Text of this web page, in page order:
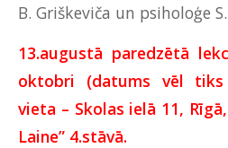
B. Griškeviča un psiholoģe
13.augustā paredzētā
oktobri (datums vēl tiks
vieta – Skolas ielā 11,
Laine” 4.stāvā.